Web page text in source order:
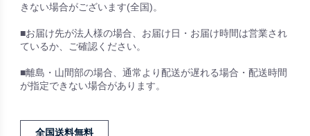
きない場合がございます(全国)。
■お届け先が法人様の場合、お届け日・お届け時間は営業され
ているか、ご確認ください。
■離島・山間部の場合、通常より配送が遅れる場合・配送時間
が指定できない場合があります。
全国送料無料